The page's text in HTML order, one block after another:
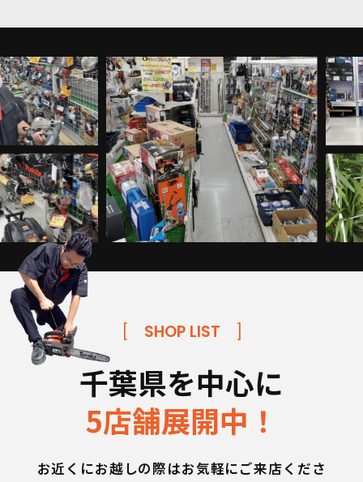
[ SHOP LIST ]
千葉県を中心に
5店舗展開中！
お近くにお越しの際はお気軽にご来店くださ